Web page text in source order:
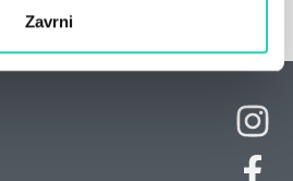
Zavrni